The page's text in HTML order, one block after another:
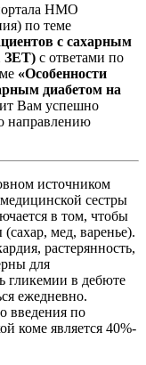
НМО
по теме
с сахарным
ЗЕТ) с ответами по
«Особенности
диабетом на
Вам успешно
направлению
источником
сестры
в том, чтобы
мед, варенье).
растерянность,
для
гликемии в дебюте
ежедневно.
введения по
коме является 40%-